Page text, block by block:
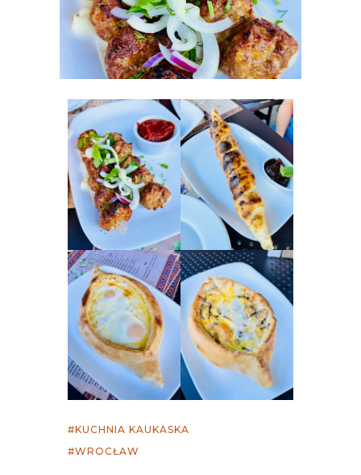
KUCHNIA KAUKASKA
WROCŁAW